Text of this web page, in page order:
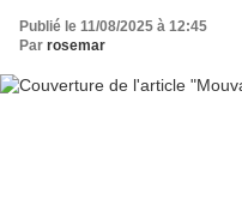
Publié le 11/08/2025 à 12:45
Par rosemar